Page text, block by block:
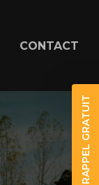
RAPPEL GRATUIT
CONTACT